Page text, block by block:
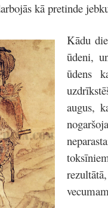
kā pretinde
Kādu
ūdeni,
ūdens
augus,